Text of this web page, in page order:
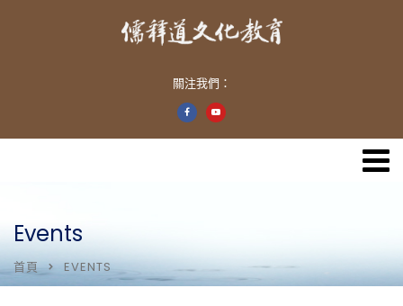
關注我們：
Events
首頁 EVENTS